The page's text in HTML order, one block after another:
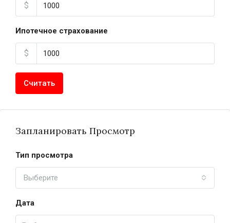
$
Ипотечное страхование
$
Считать
Запланировать Просмотр
Тип просмотра
Выберите
Дата